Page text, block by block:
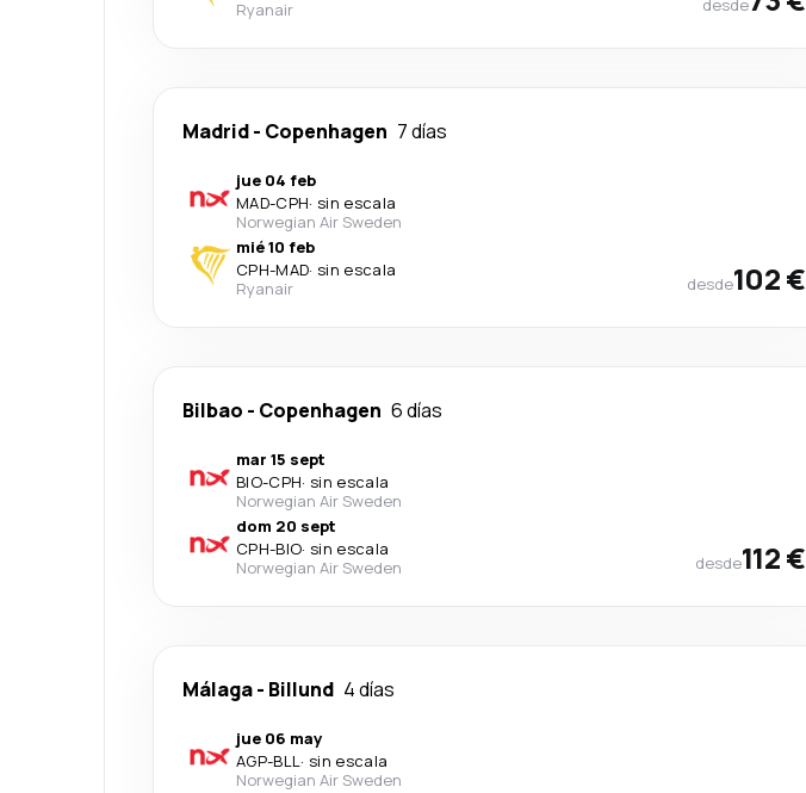
Ryanair
desde
Madrid- Copenhagen 7 días
jue 04 feb
MAD-CPH· sin escala
Norwegian Air Sweden
mié 10 feb
CPH-MAD· sin escala
Ryanair
desde102 €
Bilbao - Copenhagen 6 días
mar 15 sept
BIO-CPH· sin escala
Norwegian Air Sweden
dom 20 sept
CPH-BIO· sin escala
Norwegian Air Sweden
desde112 €
Málaga- Billund 4 días
jue 06 may
AGP-BLL· sin escala
Norwegian Air Sweden